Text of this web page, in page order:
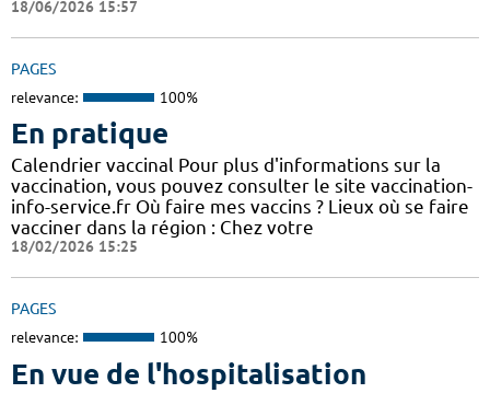
18/06/2026 15:57
PAGES
relevance: 100%
En pratique
Calendrier vaccinal Pour plus d'informations sur la
vaccination, vous pouvez consulter le site vaccination-
info-service.fr Où faire mes vaccins ? Lieux où se faire
vacciner dans la région : Chez votre
18/02/2026 15:25
PAGES
relevance: 100%
En vue de l'hospitalisation